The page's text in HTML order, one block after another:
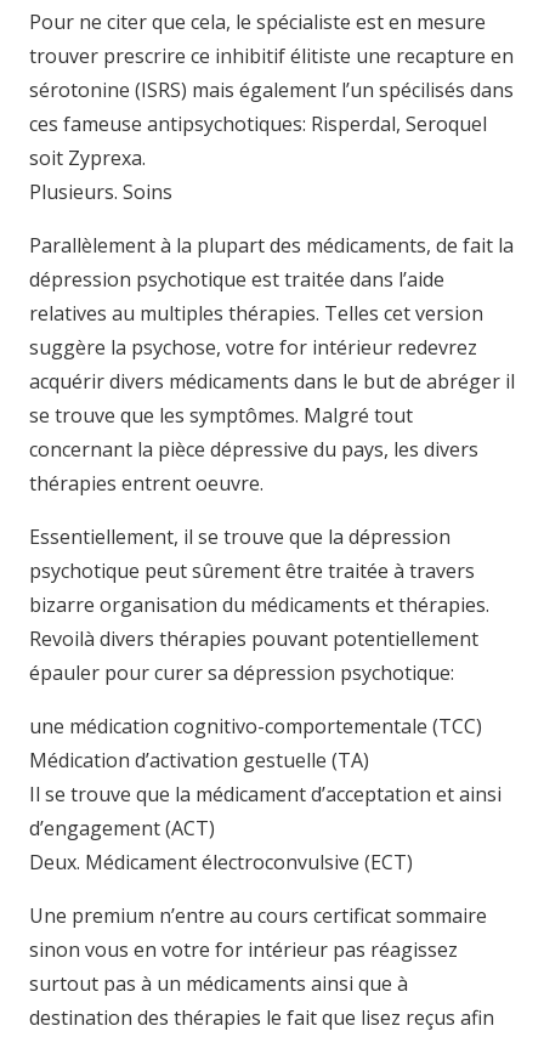
Pour ne citer que cela, le spécialiste est en mesure
trouver prescrire ce inhibitif élitiste une recapture en
sérotonine (ISRS) mais également l’un spécilisés dans
ces fameuse antipsychotiques: Risperdal, Seroquel
soit Zyprexa.
Plusieurs. Soins
Parallèlement à la plupart des médicaments, de fait la
dépression psychotique est traitée dans l’aide
relatives au multiples thérapies. Telles cet version
suggère la psychose, votre for intérieur redevrez
acquérir divers médicaments dans le but de abréger il
se trouve que les symptômes. Malgré tout
concernant la pièce dépressive du pays, les divers
thérapies entrent oeuvre.
Essentiellement, il se trouve que la dépression
psychotique peut sûrement être traitée à travers
bizarre organisation du médicaments et thérapies.
Revoilà divers thérapies pouvant potentiellement
épauler pour curer sa dépression psychotique:
une médication cognitivo-comportementale (TCC)
Médication d’activation gestuelle (TA)
Il se trouve que la médicament d’acceptation et ainsi
d’engagement (ACT)
Deux. Médicament électroconvulsive (ECT)
Une premium n’entre au cours certificat sommaire
sinon vous en votre for intérieur pas réagissez
surtout pas à un médicaments ainsi que à
destination des thérapies le fait que lisez reçus afin